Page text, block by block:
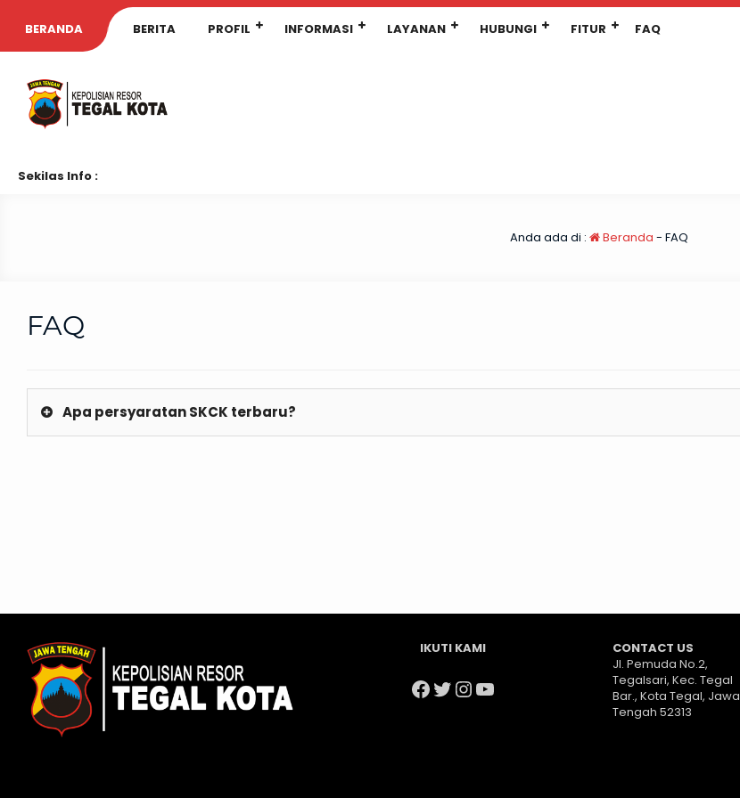
BERANDA BERITA PROFIL INFORMASI LAYANAN HUBUNGI FITUR FAQ
Sekilas Info :
Anda ada di : Beranda - FAQ
FAQ
Apa persyaratan SKCK terbaru?
IKUTI KAMI
Facebook
Twitter
Instagram
YouTube
CONTACT US
Jl. Pemuda No.2,
Tegalsari, Kec. Tegal
Bar., Kota Tegal, Jawa
Tengah 52313